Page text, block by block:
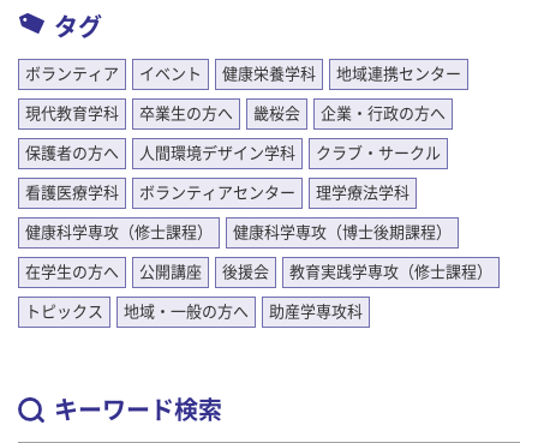
タグ
ボランティア イベント 健康栄養学科 地域連携センター
現代教育学科 卒業生の方へ 畿桜会 企業・行政の方へ
保護者の方へ 人間環境デザイン学科 クラブ・サークル
看護医療学科 ボランティアセンター 理学療法学科
健康科学専攻（修士課程） 健康科学専攻（博士後期課程）
在学生の方へ 公開講座 後援会 教育実践学専攻（修士課程）
トピックス 地域・一般の方へ 助産学専攻科
キーワード検索